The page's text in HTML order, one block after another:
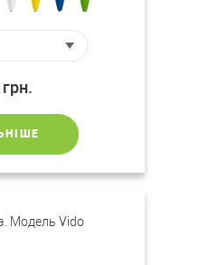
грн.
Модель Vido